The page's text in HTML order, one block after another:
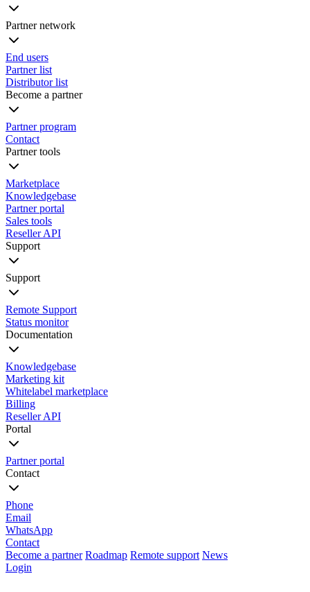
Partner network
End users
Partner list
Distributor list
Become a partner
Partner program
Contact
Partner tools
Marketplace
Knowledgebase
Partner portal
Sales tools
Reseller API
Support
Support
Remote Support
Status monitor
Documentation
Knowledgebase
Marketing kit
Whitelabel marketplace
Billing
Reseller API
Portal
Partner portal
Contact
Phone
Email
WhatsApp
Contact
Become a partner Roadmap Remote support News
Login